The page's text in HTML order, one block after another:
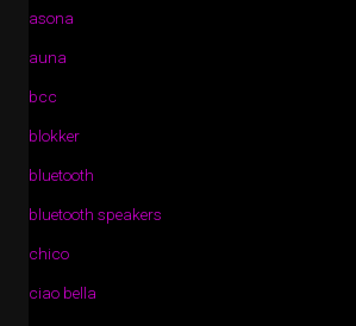
asona
auna
bcc
blokker
bluetooth
bluetooth speakers
chico
ciao bella